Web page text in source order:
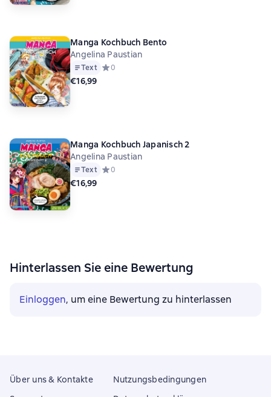
Manga Kochbuch Bento
Angelina Paustian
Text Средний рейтинг 0 на основе 0 оценок
0
€16,99
Manga Kochbuch Japanisch 2
Angelina Paustian
Text Средний рейтинг 0 на основе 0 оценок
0
€16,99
Hinterlassen Sie eine Bewertung
Einloggen, um eine Bewertung zu hinterlassen
Über uns & Kontakte
Nutzungsbedingungen